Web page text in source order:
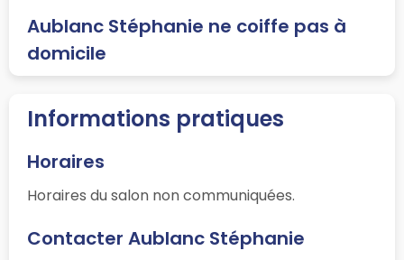
Aublanc Stéphanie ne coiffe pas à
domicile
Informations pratiques
Horaires
Horaires du salon non communiquées.
Contacter Aublanc Stéphanie